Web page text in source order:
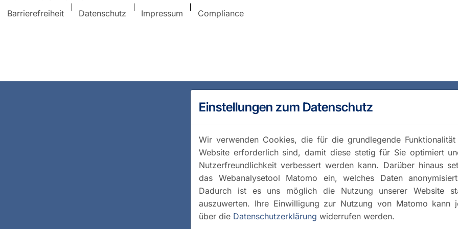
Barrierefreiheit Datenschutz Impressum Compliance
Einstellungen zum Datenschutz
Wir verwenden Cookies, die für die grundlegende Funktionalität
Website erforderlich sind, damit diese stetig für Sie optimiert
Nutzerfreundlichkeit verbessert werden kann. Darüber hinaus
das Webanalysetool Matomo ein, welches Daten
Dadurch ist es uns möglich die Nutzung unserer Website
auszuwerten. Ihre Einwilligung zur Nutzung von Matomo kann
über die Datenschutzerklärung widerrufen werden.